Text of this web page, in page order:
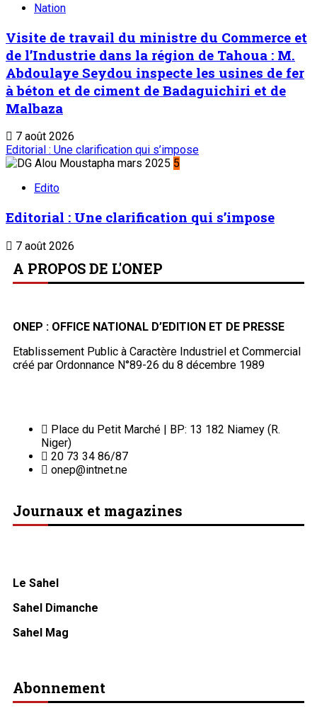
Nation
Visite de travail du ministre du Commerce et
de l’Industrie dans la région de Tahoua : M.
Abdoulaye Seydou inspecte les usines de fer
à béton et de ciment de Badaguichiri et de
Malbaza
7 août 2026
Editorial : Une clarification qui s’impose
5
Edito
Editorial : Une clarification qui s’impose
7 août 2026
A PROPOS DE L'ONEP
ONEP : OFFICE NATIONAL D’EDITION ET DE PRESSE
Etablissement Public à Caractère Industriel et Commercial
créé par Ordonnance N°89-26 du 8 décembre 1989
Place du Petit Marché | BP: 13 182 Niamey (R.
Niger)
20 73 34 86/87
onep@intnet.ne
Journaux et magazines
Le Sahel
Sahel Dimanche
Sahel Mag
Abonnement